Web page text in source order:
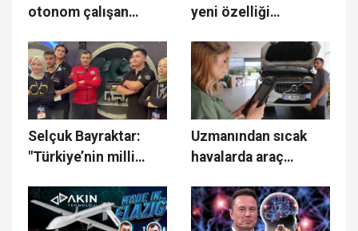
otonom çalışan
ton yük kaldırabiliyor
yeni özelliği
Selçuk Bayraktar:
"Türkiye’nin milli
dip dalgası girişimler
şeklinde gelmeye
Uzmanından sıcak
havalarda araç
uyarı